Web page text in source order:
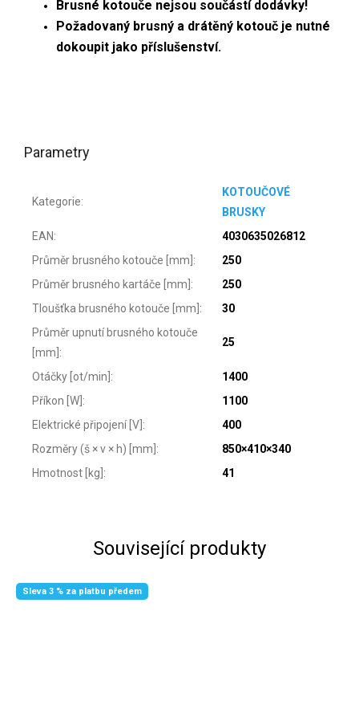
Brusné kotouče nejsou součástí dodávky!
Požadovaný brusný a drátěný kotouč je nutné
dokoupit jako příslušenství.
Parametry
Kategorie:
KOTOUČOVÉ
BRUSKY
EAN:
4030635026812
Průměr brusného kotouče [mm]:
250
Průměr brusného kartáče [mm]:
250
Tloušťka brusného kotouče [mm]:
30
Průměr upnutí brusného kotouče
[mm]:
25
Otáčky [ot/min]:
1400
Příkon [W]:
1100
Elektrické připojení [V]:
400
Rozměry (š × v × h) [mm]:
850×410×340
Hmotnost [kg]: 41
Související produkty
Sleva 3 % za platbu předem